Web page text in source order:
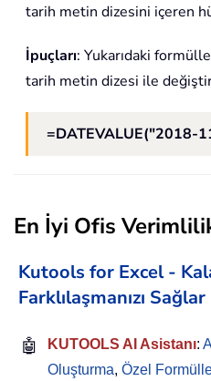
tarih metin dizesini içeren
İpuçları: Yukarıdaki
tarih metin dizesi ile
=DATEVALUE("2018-
En İyi Ofis
Kutools for Excel -
Farklılaşmanızı Sağlar
🤖 KUTOOLS AI Asistanı:
Oluşturma, Özel